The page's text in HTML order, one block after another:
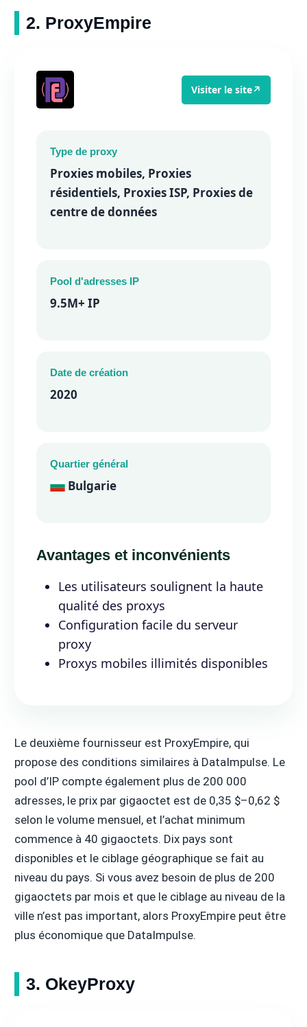
2. ProxyEmpire
Visiter le site↗
Type de proxy
Proxies mobiles, Proxies
résidentiels, Proxies ISP, Proxies de
centre de données
Pool d'adresses IP
9.5M+ IP
Date de création
2020
Quartier général
Bulgarie
Avantages et inconvénients
Les utilisateurs soulignent la haute
qualité des proxys
Configuration facile du serveur
proxy
Proxys mobiles illimités disponibles
Le deuxième fournisseur est ProxyEmpire, qui
propose des conditions similaires à DataImpulse. Le
pool d’IP compte également plus de 200 000
adresses, le prix par gigaoctet est de 0,35 $–0,62 $
selon le volume mensuel, et l’achat minimum
commence à 40 gigaoctets. Dix pays sont
disponibles et le ciblage géographique se fait au
niveau du pays. Si vous avez besoin de plus de 200
gigaoctets par mois et que le ciblage au niveau de la
ville n’est pas important, alors ProxyEmpire peut être
plus économique que DataImpulse.
3. OkeyProxy